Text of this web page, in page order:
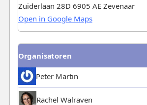
Zuiderlaan 28D 6905 AE Zevenaar
Open in Google Maps
Organisatoren
Peter Martin
Rachel Walraven